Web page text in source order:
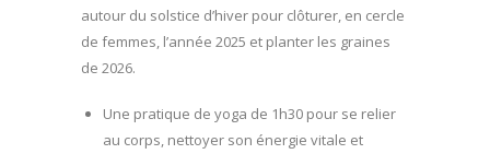
autour du solstice d’hiver pour clôturer, en cercle
de femmes, l’année 2025 et planter les graines
de 2026.
Une pratique de yoga de 1h30 pour se relier
au corps, nettoyer son énergie vitale et